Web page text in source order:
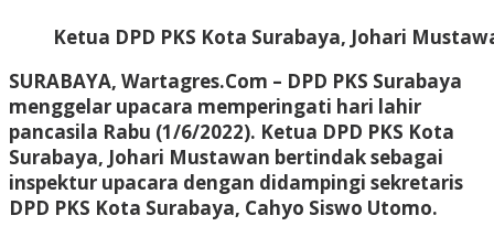
Ketua DPD PKS Kota Surabaya, Johari
SURABAYA, Wartagres.Com – DPD PKS Surabaya
menggelar upacara memperingati hari lahir
pancasila Rabu (1/6/2022). Ketua DPD PKS Kota
Surabaya, Johari Mustawan bertindak sebagai
inspektur upacara dengan didampingi sekretaris
DPD PKS Kota Surabaya, Cahyo Siswo Utomo.